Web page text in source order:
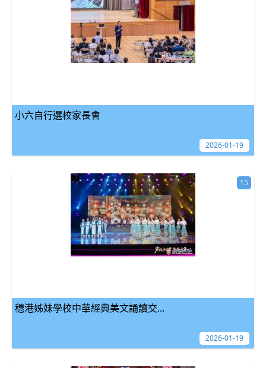
小六自行選校家長會
2026-01-19
穗港姊妹學校中華經典美文誦讀交...
15
2026-01-19